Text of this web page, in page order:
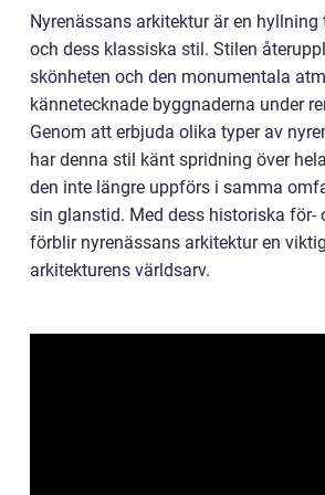
Nyrenässans arkitektur är en hyllning
och dess klassiska stil. Stilen
skönheten och den monumentala
kännetecknade byggnaderna under
Genom att erbjuda olika typer av
har denna stil känt spridning över
den inte längre uppförs i samma
sin glanstid. Med dess historiska för-
förblir nyrenässans arkitektur en
arkitekturens världsarv.